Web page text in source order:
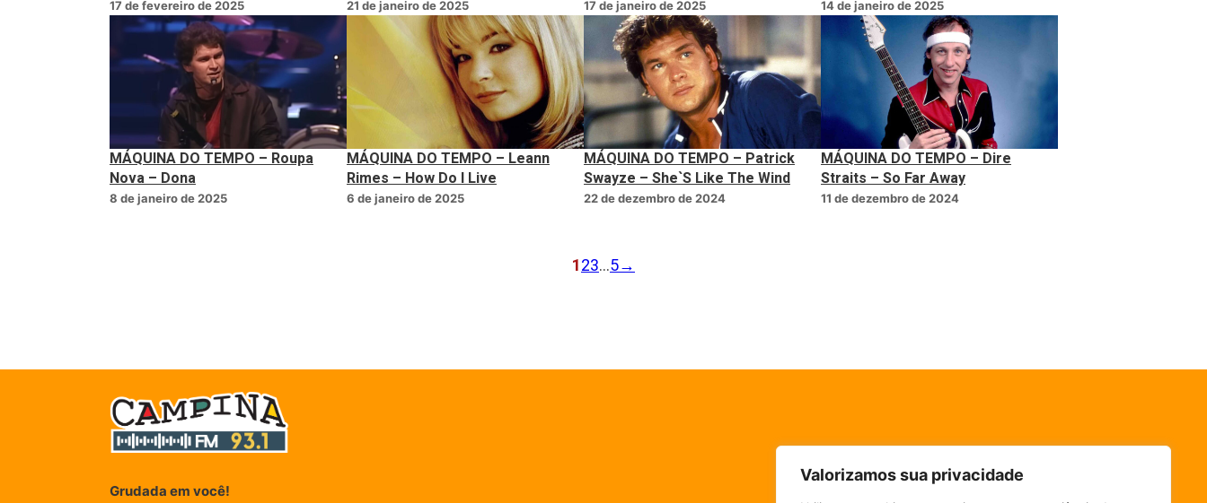
Valorizamos sua privacidade
17 de fevereiro de 2025 21 de janeiro de 2025 17 de janeiro de 2025 14 de janeiro de 2025
MÁQUINA DO TEMPO – Roupa
Nova – Dona
8 de janeiro de 2025
MÁQUINA DO TEMPO – Leann
Rimes – How Do I Live
6 de janeiro de 2025
MÁQUINA DO TEMPO – Patrick
Swayze – She`S Like The Wind
22 de dezembro de 2024
MÁQUINA DO TEMPO – Dire
Straits – So Far Away
11 de dezembro de 2024
123…5→
Grudada em você!